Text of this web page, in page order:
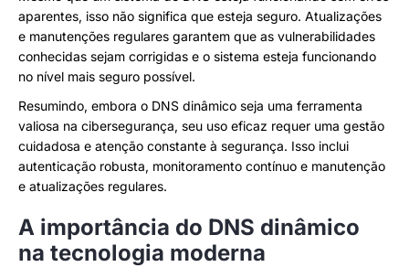
aparentes, isso não significa que esteja seguro. Atualizações
e manutenções regulares garantem que as vulnerabilidades
conhecidas sejam corrigidas e o sistema esteja funcionando
no nível mais seguro possível.
Resumindo, embora o DNS dinâmico seja uma ferramenta
valiosa na cibersegurança, seu uso eficaz requer uma gestão
cuidadosa e atenção constante à segurança. Isso inclui
autenticação robusta, monitoramento contínuo e manutenção
e atualizações regulares.
A importância do DNS dinâmico
na tecnologia moderna